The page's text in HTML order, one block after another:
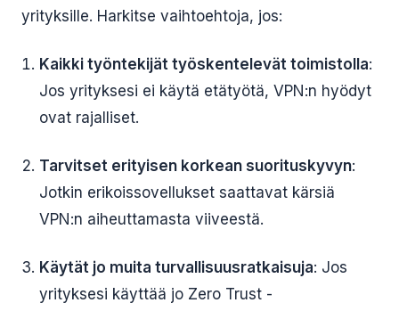
yrityksille. Harkitse vaihtoehtoja, jos:
Kaikki työntekijät työskentelevät toimistolla:
Jos yrityksesi ei käytä etätyötä, VPN:n hyödyt
ovat rajalliset.
Tarvitset erityisen korkean suorituskyvyn:
Jotkin erikoissovellukset saattavat kärsiä
VPN:n aiheuttamasta viiveestä.
Käytät jo muita turvallisuusratkaisuja: Jos
yrityksesi käyttää jo Zero Trust -